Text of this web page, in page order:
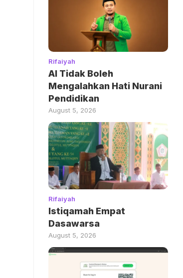
Rifaiyah
AI Tidak Boleh
Mengalahkan Hati Nurani
Pendidikan
August 5, 2026
Rifaiyah
Istiqamah Empat
Dasawarsa
August 5, 2026